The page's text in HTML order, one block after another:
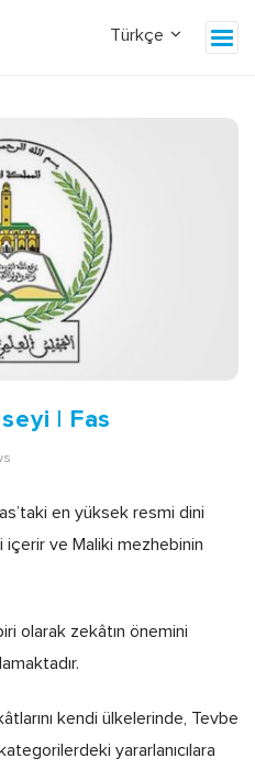
| Fas
en yüksek resmi dini
ve Maliki mezhebinin
olarak zekâtın önemini
kendi ülkelerinde, Tevbe
yararlanıcılara